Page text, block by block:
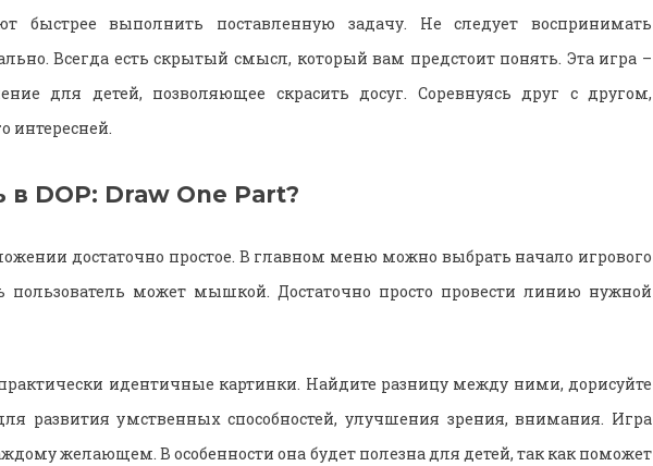
быстрее выполнить поставленную задачу. Не следует воспринимать
Всегда есть скрытый смысл, который вам предстоит понять. Эта игра –
для детей, позволяющее скрасить досуг. Соревнуясь друг с другом,
интересней.
в DOP: Draw One Part?
достаточно простое. В главном меню можно выбрать начало игрового
пользователь может мышкой. Достаточно просто провести линию нужной
идентичные картинки. Найдите разницу между ними, дорисуйте
развития умственных способностей, улучшения зрения, внимания. Игра
желающем. В особенности она будет полезна для детей, так как поможет